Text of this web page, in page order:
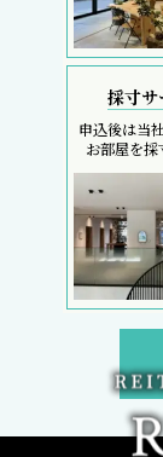
採寸サ
申込後は当
お部屋を採